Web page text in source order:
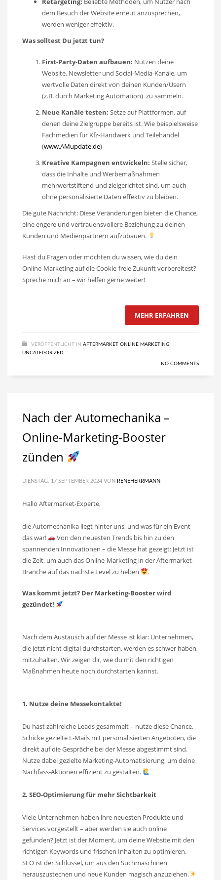
dem Besuch der Website erneut anzusprechen,
werden weniger effektiv.
Was solltest Du jetzt tun?
First-Party-Daten aufbauen: Nutzen deine
Website, Newsletter und Social-Media-Kanäle, um
wertvolle Daten direkt von deinen Kunden/Usern
(z.B. durch Marketing Automation) zu sammeln.
Neue Kanäle testen: Setze auf Plattformen, auf
denen deine Zielgruppe bereits ist. Wie beispielsweise
Fachmedien für Kfz-Handwerk und Teilehandel
(www.AMupdate.de)
Kreative Kampagnen entwickeln: Stelle sicher,
dass die Inhalte und Werbemaßnahmen
mehrwertstiftend und zielgerichtet sind, um auch
ohne personalisierte Daten effektiv zu bleiben.
Die gute Nachricht: Diese Veränderungen bieten die Chance,
eine engere und vertrauensvollere Beziehung zu deinen
Kunden und Medienpartnern aufzubauen.
Hast du Fragen oder möchten du wissen, wie du dein
Online-Marketing auf die Cookie-freie Zukunft vorbereitest?
Spreche mich an – wir helfen gerne weiter!
MEHR ERFAHREN
VERÖFFENTLICHT IN AFTERMARKET ONLINE MARKETING
UNCATEGORIZED
NO COMMENTS
Nach der Automechanika –
Online-Marketing-Booster
zünden
DIENSTAG, 17 SEPTEMBER 2024 VON RENEHERRMANN
Hallo Aftermarket-Experte,
die Automechanika liegt hinter uns, und was für ein Event
das war!
Von den neuesten Trends bis hin zu den
spannenden Innovationen – die Messe hat gezeigt: Jetzt ist
die Zeit, um auch das Online-Marketing in der Aftermarket-
Branche auf das nächste Level zu heben
.
Was kommt jetzt? Der Marketing-Booster wird
gezündet!
Nach dem Austausch auf der Messe ist klar: Unternehmen,
die jetzt nicht digital durchstarten, werden es schwer haben,
mitzuhalten. Wir zeigen dir, wie du mit den richtigen
Maßnahmen heute noch durchstarten kannst.
1. Nutze deine Messekontakte!
Du hast zahlreiche Leads gesammelt – nutze diese Chance.
Schicke gezielte E-Mails mit personalisierten Angeboten, die
direkt auf die Gespräche bei der Messe abgestimmt sind.
Nutze dabei gezielte Marketing-Automatisierung, um deine
Nachfass-Aktionen effizient zu gestalten.
2. SEO-Optimierung für mehr Sichtbarkeit
Viele Unternehmen haben ihre neuesten Produkte und
Services vorgestellt – aber werden sie auch online
gefunden? Jetzt ist der Moment, um deine Website mit den
richtigen Keywords und frischen Inhalten zu optimieren.
SEO ist der Schlüssel, um aus den Suchmaschinen
herauszustechen und neue Kunden magisch anzuziehen.